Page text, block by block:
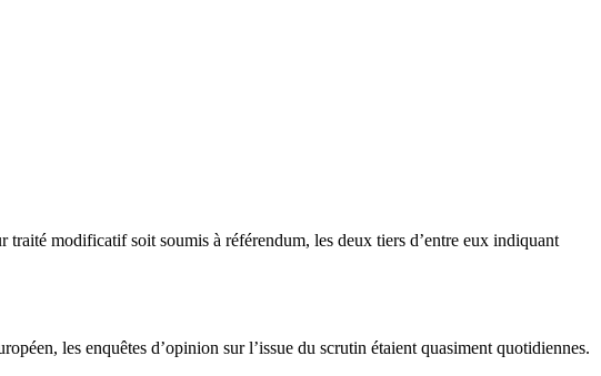
modificatif soit soumis à référendum, les deux tiers d’entre eux indiquant
les enquêtes d’opinion sur l’issue du scrutin étaient quasiment quotidiennes.